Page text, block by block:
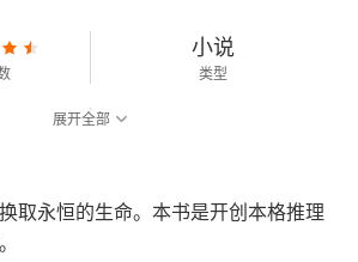
小说
类型
2016-07-01
发行日期
展开全部
取永恒的生命。本书是开创本格推理